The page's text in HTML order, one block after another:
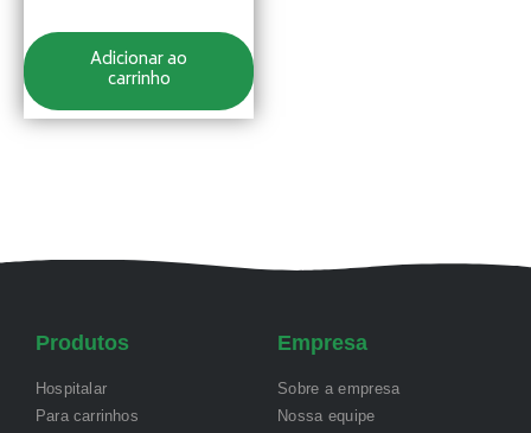
Adicionar ao
carrinho
Produtos
Hospitalar
Para carrinhos
Empresa
Sobre a empresa
Nossa equipe